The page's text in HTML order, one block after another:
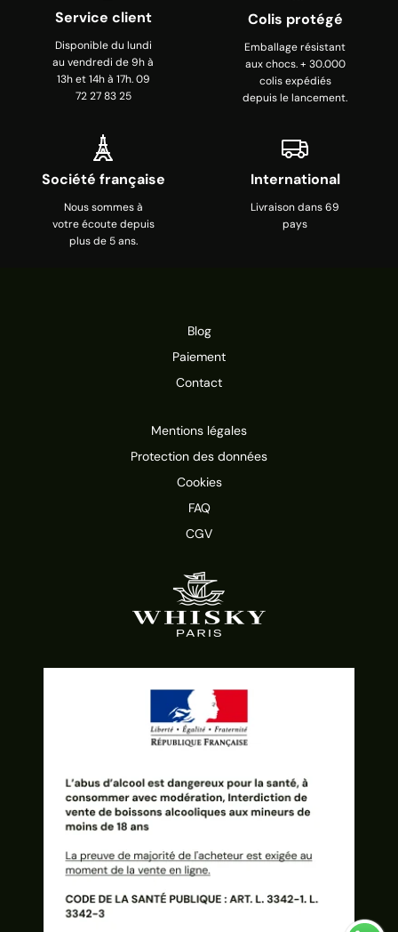
Service client
Disponible du lundi
au vendredi de 9h à
13h et 14h à 17h. 09
72 27 83 25
Colis protégé
Emballage résistant
aux chocs. + 30.000
colis expédiés
depuis le lancement.
Société française
Nous sommes à
votre écoute depuis
plus de 5 ans.
International
Livraison dans 69
pays
Blog
Paiement
Contact
Mentions légales
Protection des données
Cookies
FAQ
CGV